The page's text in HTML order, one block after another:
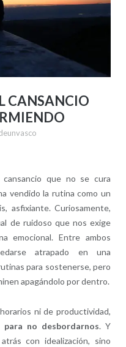
CANSANCIO
que no se cura
vendido la rutina como un
asfixiante. Curiosamente,
de ruidoso que nos exige
emocional. Entre ambos
atrapado en una
para sostenerse, pero
apagándolo por dentro.
ni de productividad,
para no desbordarnos. Y
con idealización, sino